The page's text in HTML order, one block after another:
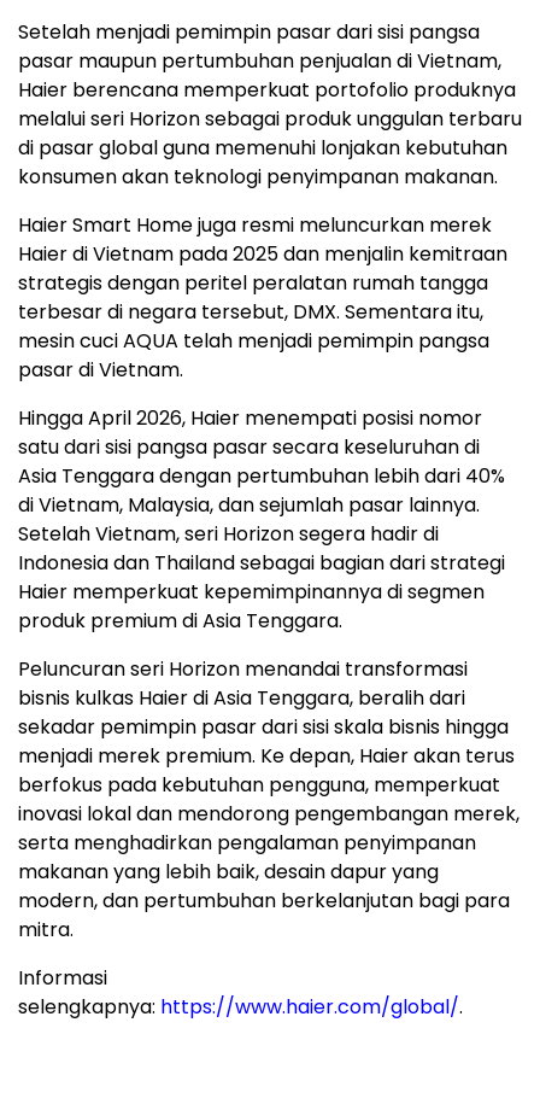
Setelah menjadi pemimpin pasar dari sisi pangsa
pasar maupun pertumbuhan penjualan di Vietnam,
Haier berencana memperkuat portofolio produknya
melalui seri Horizon sebagai produk unggulan terbaru
di pasar global guna memenuhi lonjakan kebutuhan
konsumen akan teknologi penyimpanan makanan.
Haier Smart Home juga resmi meluncurkan merek
Haier di Vietnam pada 2025 dan menjalin kemitraan
strategis dengan peritel peralatan rumah tangga
terbesar di negara tersebut, DMX. Sementara itu,
mesin cuci AQUA telah menjadi pemimpin pangsa
pasar di Vietnam.
Hingga April 2026, Haier menempati posisi nomor
satu dari sisi pangsa pasar secara keseluruhan di
Asia Tenggara dengan pertumbuhan lebih dari 40%
di Vietnam, Malaysia, dan sejumlah pasar lainnya.
Setelah Vietnam, seri Horizon segera hadir di
Indonesia dan Thailand sebagai bagian dari strategi
Haier memperkuat kepemimpinannya di segmen
produk premium di Asia Tenggara.
Peluncuran seri Horizon menandai transformasi
bisnis kulkas Haier di Asia Tenggara, beralih dari
sekadar pemimpin pasar dari sisi skala bisnis hingga
menjadi merek premium. Ke depan, Haier akan terus
berfokus pada kebutuhan pengguna, memperkuat
inovasi lokal dan mendorong pengembangan merek,
serta menghadirkan pengalaman penyimpanan
makanan yang lebih baik, desain dapur yang
modern, dan pertumbuhan berkelanjutan bagi para
mitra.
Informasi
selengkapnya: https://www.haier.com/global/.